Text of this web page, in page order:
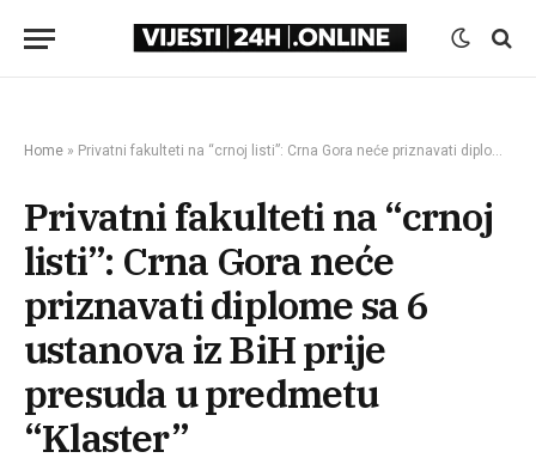
Home » Privatni fakulteti na “crnoj listi”: Crna Gora neće priznavati diplome sa 6 ustanova iz BiH prije presuda u predmetu “Klaster”
Privatni fakulteti na “crnoj
listi”: Crna Gora neće
priznavati diplome sa 6
ustanova iz BiH prije
presuda u predmetu
“Klaster”